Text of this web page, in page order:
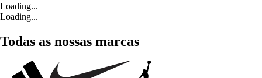
Loading...
Loading...
Todas as nossas marcas